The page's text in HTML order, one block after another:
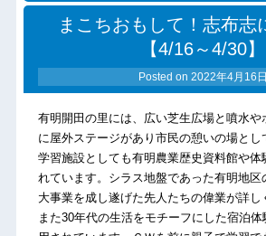
まこちおもして！志布志
【4/16～4/30】
Posted on 2022年4月16日
有明開田の里には、広い芝生広場と噴水や
に屋外ステージがあり市民の憩いの場とし
学習施設としても有明農業歴史資料館や体
れています。シラス地盤であった有明地区
大事業を成し遂げた先人たちの偉業が詳し
また30年代の生活をモチーフにした宿泊体